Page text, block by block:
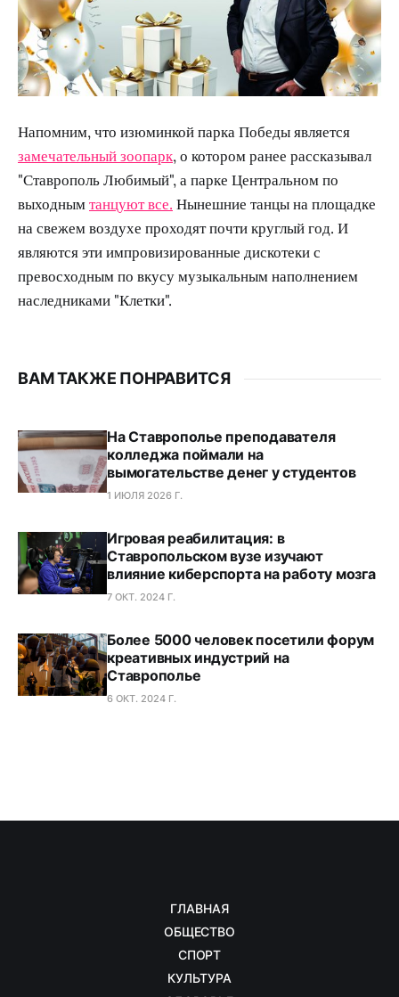
Напомним, что изюминкой парка Победы является
замечательный зоопарк, о котором ранее рассказывал
"Ставрополь Любимый", а парке Центральном по
выходнымтанцуют все. Нынешние танцы на площадке
на свежем воздухе проходят почти круглый год. И
являются эти импровизированные дискотеки с
превосходным по вкусу музыкальным наполнением
наследниками "Клетки".
ВАМ ТАКЖЕ ПОНРАВИТСЯ
На Ставрополье преподавателя
колледжа поймали на
вымогательстве денег у студентов
1 ИЮЛЯ 2026 Г.
Игровая реабилитация: в
Ставропольском вузе изучают
влияние киберспорта на работу мозга
7 ОКТ. 2024 Г.
Более 5000 человек посетили форум
креативных индустрий на
Ставрополье
6 ОКТ. 2024 Г.
ГЛАВНАЯ
ОБЩЕСТВО
СПОРТ
КУЛЬТУРА